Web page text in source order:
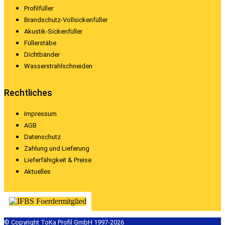
Profilfüller
Brandschutz-Vollsickenfüller
Akustik-Sickenfüller
Füllerstäbe
Dichtbänder
Wasserstrahlschneiden
Rechtliches
Impressum
AGB
Datenschutz
Zahlung und Lieferung
Lieferfähigkeit & Preise
Aktuelles
© Copyright ToKa Profil GmbH 1997-2026